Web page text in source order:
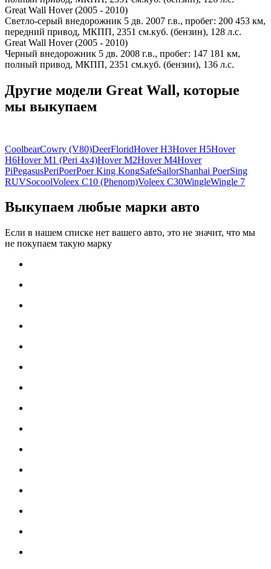
Great Wall Hover (2005 - 2010)
Светло-серый внедорожник 5 дв. 2007 г.в., пробег: 200 453 км,
передний привод, МКПП, 2351 см.куб. (бензин), 128 л.с.
Great Wall Hover (2005 - 2010)
Черный внедорожник 5 дв. 2008 г.в., пробег: 147 181 км,
полный привод, МКПП, 2351 см.куб. (бензин), 136 л.с.
Другие модели Great Wall, которые
мы выкупаем
CoolbearCowry (V80)DeerFloridHover H3Hover H5Hover
H6Hover M1 (Peri 4x4)Hover M2Hover M4Hover
PiPegasusPeriPoerPoer King KongSafeSailorShanhai PoerSing
RUVSocoolVoleex C10 (Phenom)Voleex C30WingleWingle 7
Выкупаем любые марки авто
Если в нашем списке нет вашего авто, это не значит, что мы
не покупаем такую марку